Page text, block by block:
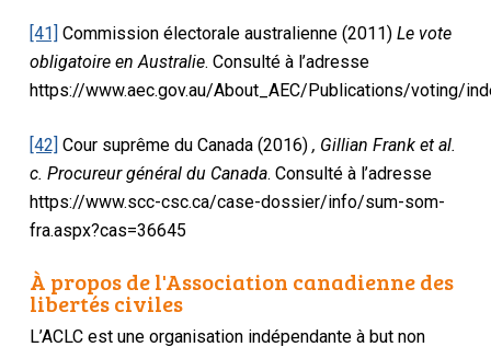
[41] Commission électorale australienne (2011) Le vote
obligatoire en Australie. Consulté à l’adresse
https://www.aec.gov.au/About_AEC/Publications/voting/
[42] Cour suprême du Canada (2016) , Gillian Frank et al.
c. Procureur général du Canada. Consulté à l’adresse
https://www.scc-csc.ca/case-dossier/info/sum-som-
fra.aspx?cas=36645
À propos de l'Association canadienne des
libertés civiles
L’ACLC est une organisation indépendante à but non